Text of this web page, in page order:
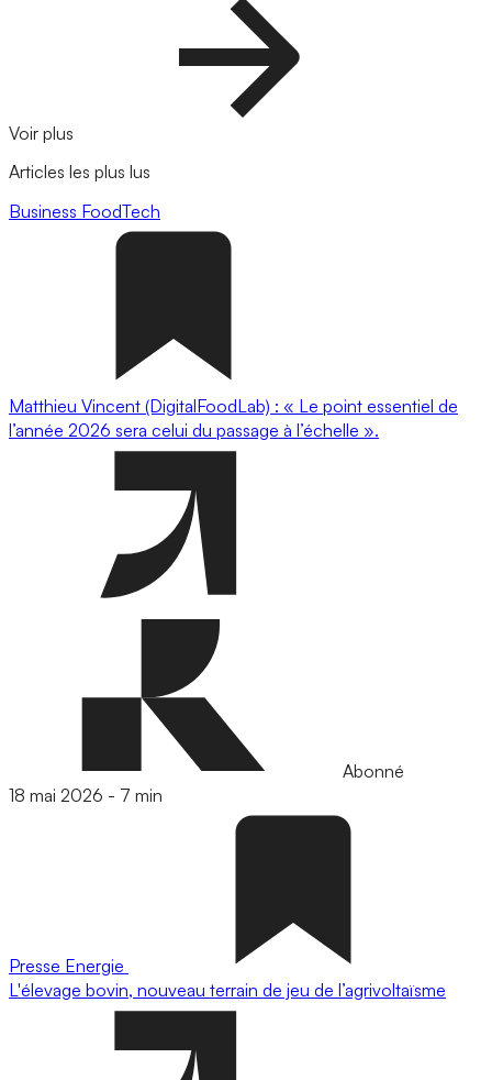
Voir plus
Articles les plus lus
Business FoodTech
Matthieu Vincent (DigitalFoodLab) : « Le point essentiel de
l’année 2026 sera celui du passage à l’échelle ».
Abonné
18 mai 2026 - 7 min
Presse Energie
L'élevage bovin, nouveau terrain de jeu de l’agrivoltaïsme